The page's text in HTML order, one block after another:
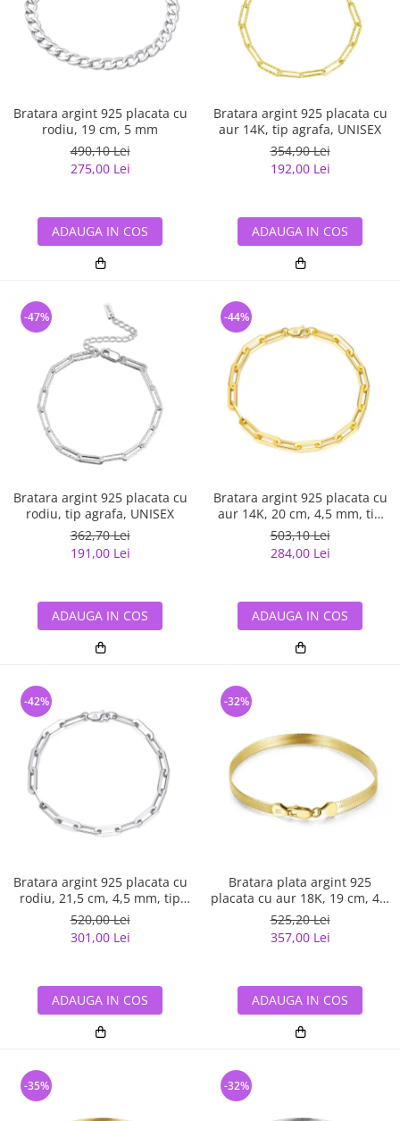
semipretioase
Bijuterii argint placat cu aur
Bijuterii argint cu diverse
Bijuterii argint cu murano
Bijuterii de Lux
Bijuterii gotice si rock
Bijuterii fantezie
Casete si cutii de bijuterii
Bijuterii tungsten
Cadouri
Solutii si lavete de curatare
bijuterii argint
Bratara argint 925 placata cu
rodiu, 19 cm, 5 mm
490,10 Lei
275,00 Lei
ADAUGA IN COS
Bratara argint 925 placata cu
aur 14K, tip agrafa, UNISEX
354,90 Lei
192,00 Lei
ADAUGA IN COS
Bratara argint 925 placata cu
rodiu, tip agrafa, UNISEX
362,70 Lei
191,00 Lei
-47%
ADAUGA IN COS
Bratara argint 925 placata cu
aur 14K, 20 cm, 4,5 mm, tip
agrafa, UNISEX
503,10 Lei
284,00 Lei
-44%
ADAUGA IN COS
Bratara argint 925 placata cu
rodiu, 21,5 cm, 4,5 mm, tip
agrafa, UNISEX
520,00 Lei
301,00 Lei
-42%
ADAUGA IN COS
Bratara plata argint 925
placata cu aur 18K, 19 cm, 4,5
mm, UNISEX
525,20 Lei
357,00 Lei
-32%
ADAUGA IN COS
-35% -32%